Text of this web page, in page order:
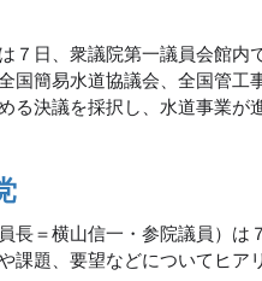
７日、衆議院第一議員会館
簡易水道協議会、全国管
決議を採択し、水道事業
＝横山信一・参院議員）
題、要望などについてヒア